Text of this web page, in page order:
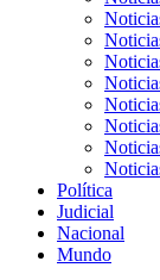
Política
Judicial
Nacional
Mundo